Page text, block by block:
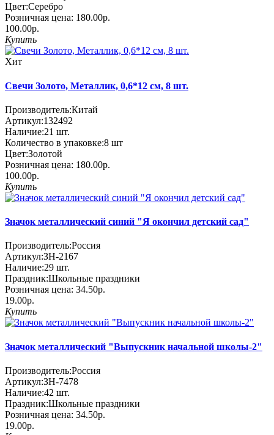
Цвет:Серебро
Розничная цена: 180.00р.
100.00р.
Купить
Хит
Свечи Золото, Металлик, 0,6*12 см, 8 шт.
Производитель:Китай
Артикул:132492
Наличие:21 шт.
Количество в упаковке:8 шт
Цвет:Золотой
Розничная цена: 180.00р.
100.00р.
Купить
Значок металлический синий "Я окончил детский сад"
Производитель:Россия
Артикул:ЗН-2167
Наличие:29 шт.
Праздник:Школьные праздники
Розничная цена: 34.50р.
19.00р.
Купить
Значок металлический "Выпускник начальной школы-2"
Производитель:Россия
Артикул:ЗН-7478
Наличие:42 шт.
Праздник:Школьные праздники
Розничная цена: 34.50р.
19.00р.